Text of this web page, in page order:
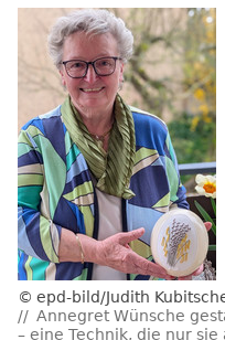
epd-bild/Judith
Annegret Wünsche
– eine Technik, die nur